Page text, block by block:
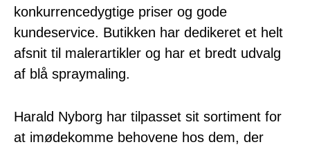
konkurrencedygtige priser og gode
kundeservice. Butikken har dedikeret et helt
afsnit til malerartikler og har et bredt udvalg
af blå spraymaling.
Harald Nyborg har tilpasset sit sortiment for
at imødekomme behovene hos dem, der